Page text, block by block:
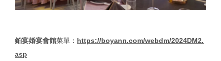
鉑宴婚宴會館菜單： https://boyann.com/webdm/2024DM2.
asp